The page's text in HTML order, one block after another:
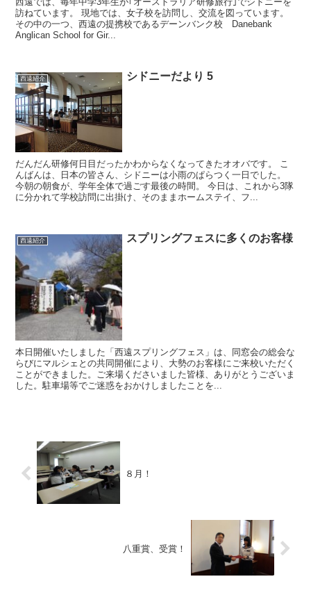
訪ねています。 現地では、女子校を訪問し、交流を図っています。
その中の一つ、西遠の提携校であるデーンバンク校 Danebank
Anglican School for Gir...
西遠紹介 シドニーだより 5
だんだん研修何日目だったかわからなくなってきたオオバです。 こ
んばんは、日本の皆さん、シドニーは小雨のぱらつく一日でした。
今朝の朝食が、学年全体で過ごす最後の時間。 今日は、これから3隊
に分かれて学校訪問に出掛け、そのままホームステイ、フ...
西遠紹介 スプリングフェスに多くのお客様
本日開催いたしました「西遠スプリングフェス」は、同窓会の総会な
らびにマルシェとの共同開催により、大勢のお客様にご来校いただく
ことができました。ご来場くださいました皆様、ありがとうございま
した。駐車場等でご迷惑をおかけしましたことを...
８月！
八重賞、受賞！